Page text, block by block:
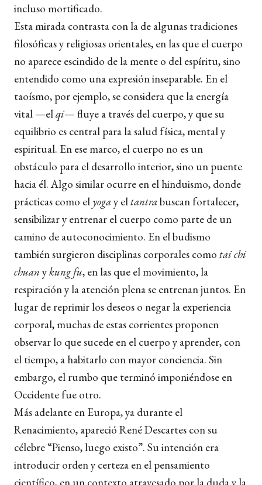
incluso mortificado.
Esta mirada contrasta con la de algunas tradiciones
filosóficas y religiosas orientales, en las que el cuerpo
no aparece escindido de la mente o del espíritu, sino
entendido como una expresión inseparable. En el
taoísmo, por ejemplo, se considera que la energía
vital —elqi— fluye a través del cuerpo, y que su
equilibrio es central para la salud física, mental y
espiritual. En ese marco, el cuerpo no es un
obstáculo para el desarrollo interior, sino un puente
hacia él. Algo similar ocurre en el hinduismo, donde
prácticas como elyogay eltantrabuscan fortalecer,
sensibilizar y entrenar el cuerpo como parte de un
camino de autoconocimiento. En el budismo
también surgieron disciplinas corporales como tai chi
chuan ykung fu, en las que el movimiento, la
respiración y la atención plena se entrenan juntos. En
lugar de reprimir los deseos o negar la experiencia
corporal, muchas de estas corrientes proponen
observar lo que sucede en el cuerpo y aprender, con
el tiempo, a habitarlo con mayor conciencia. Sin
embargo, el rumbo que terminó imponiéndose en
Occidente fue otro.
Más adelante en Europa, ya durante el
Renacimiento, apareció René Descartes con su
célebre “Pienso, luego existo”. Su intención era
introducir orden y certeza en el pensamiento